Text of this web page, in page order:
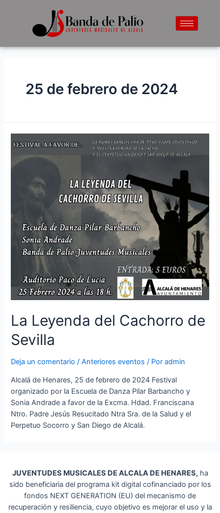
25 de febrero de 2024
La Leyenda del Cachorro de
Sevilla
Deja un comentario /Anteriores eventos / Poradmin
Alcalá de Henares, 25 de febrero de 2024 Festival
organizado por la Escuela de Danza Pilar Barbancho y
Sonia Andrade a favor de la Excma. Hdad. Franciscana
Ntro. Padre Jesús Resucitado Ntra Sra. de la Salud y el
Perpetuo Socorro y San Diego de Alcalá.
JUVENTUDES MUSICALES DE ALCALA DE HENARES,ha
sido beneficiaria del programa kit digital cofinanciado por los
fondos NEXT GENERATION (EU) del mecanismo de
recuperación y resiliencia, cuyo objetivo es mejorar el uso y la